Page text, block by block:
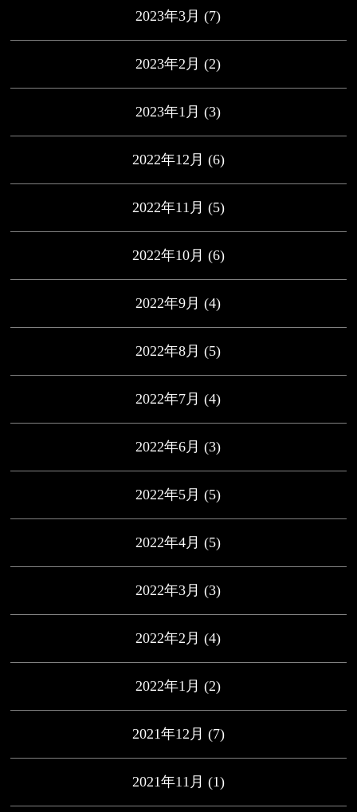
2023年3月 (7)
2023年2月 (2)
2023年1月 (3)
2022年12月 (6)
2022年11月 (5)
2022年10月 (6)
2022年9月 (4)
2022年8月 (5)
2022年7月 (4)
2022年6月 (3)
2022年5月 (5)
2022年4月 (5)
2022年3月 (3)
2022年2月 (4)
2022年1月 (2)
2021年12月 (7)
2021年11月 (1)